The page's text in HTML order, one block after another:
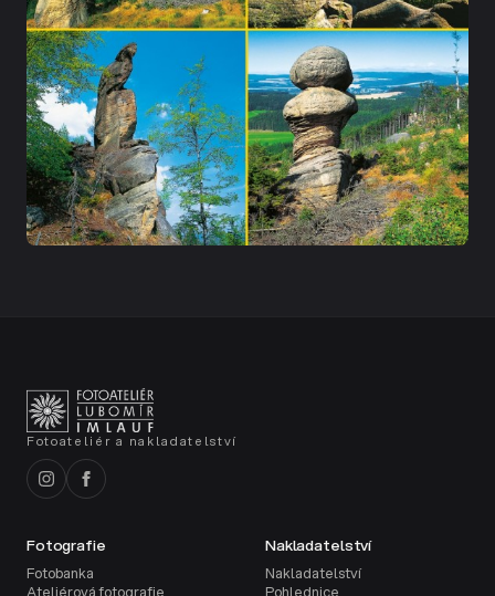
Fotoateliér a nakladatelství
Fotografie
Fotobanka
Ateliérová fotografie
Nakladatelství
Nakladatelství
Pohlednice